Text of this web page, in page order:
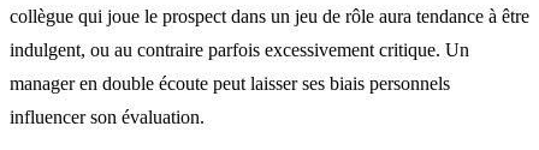
collègue qui joue le prospect dans un jeu de rôle aura tendance à être
indulgent, ou au contraire parfois excessivement critique. Un
manager en double écoute peut laisser ses biais personnels
influencer son évaluation.